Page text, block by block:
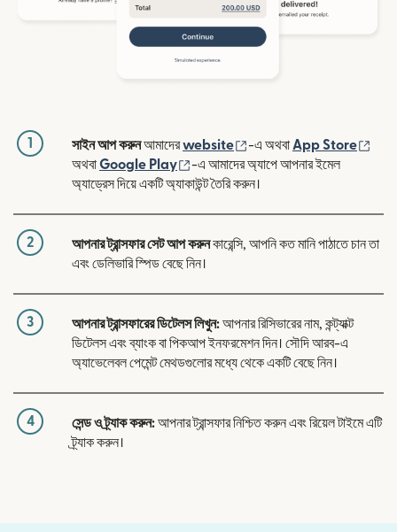
1 সাইন আপ করুনআমাদেরwebsite (নতুন উইন্ডোতে খুলবে)
-এ অথবাApp Store
অথবাGoogle Play (নতুন উইন্ডোতে খুলবে)
-এ আমাদের অ্যাপে আপনার ইমেল
অ্যাড্রেস দিয়ে একটি অ্যাকাউন্ট তৈরি করুন।
2 আপনার ট্রান্সফার সেট আপ করুনকারেন্সি, আপনি কত মানি পাঠাতে চান তা
এবং ডেলিভারি স্পিড বেছে নিন।
3 আপনার ট্রান্সফারের ডিটেলস লিখুন:আপনার রিসিভারের নাম, কন্ট্যাক্ট
ডিটেলস এবং ব্যাংক বা পিকআপ ইনফরমেশন দিন। সৌদি আরব-এ
অ্যাভেলেবল পেমেন্ট মেথডগুলোর মধ্যে থেকে একটি বেছে নিন।
4 সেন্ড ও ট্র্যাক করুন:আপনার ট্রান্সফার নিশ্চিত করুন এবং রিয়েল টাইমে এটি
ট্র্যাক করুন।